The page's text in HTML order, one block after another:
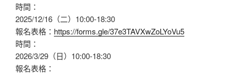
時間：
2025/12/16（二）10:00-18:30
報名表格： https://forms.gle/37e3TAVXwZoLYoVu5
時間：
2026/3/29（日）10:00-18:30
報名表格：